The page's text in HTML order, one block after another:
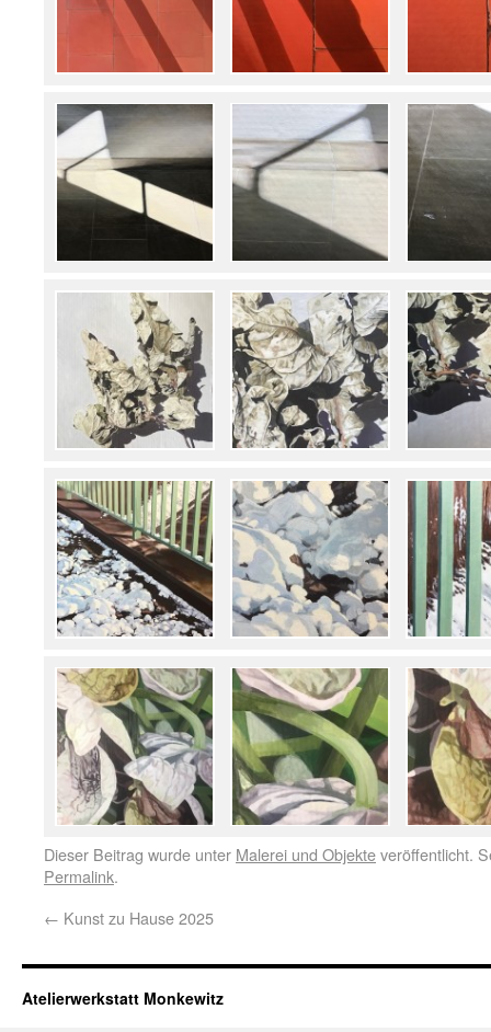
Dieser Beitrag wurde unter Malerei und Objekteveröffentlicht.
Permalink.
← Kunst zu Hause 2025
Atelierwerkstatt Monkewitz